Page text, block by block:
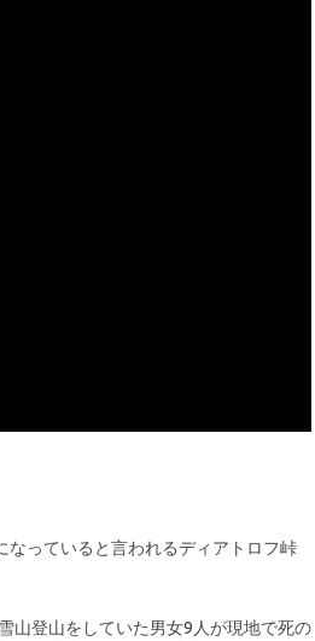
っていると言われるディアトロフ峠
山登山をしていた男女9人が現地で死の